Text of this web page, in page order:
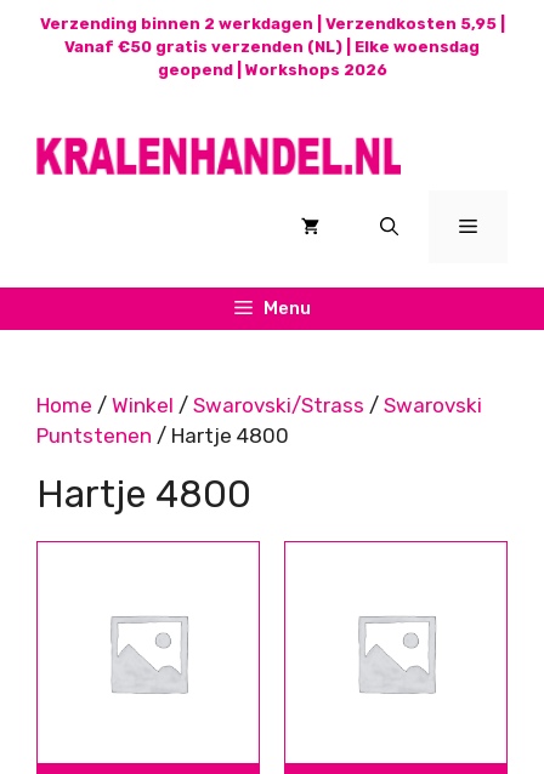
Verzending binnen 2 werkdagen | Verzendkosten 5,95 |
Vanaf €50 gratis verzenden (NL) | Elke woensdag
geopend | Workshops 2026
Menu
Menu
Home / Winkel / Swarovski/Strass / Swarovski
Puntstenen / Hartje 4800
Hartje 4800